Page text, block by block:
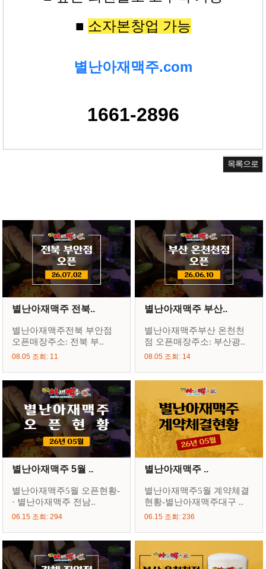
■ 소자본창업 가능
별난아재맥주.com
1661-2896
목록으로
별난아재맥주 전북..
별난아재맥주전북 부안점
오픈매장주소: 전북 부..
08.05 조회: 11
별난아재맥주 부산..
별난아재맥주부산 온천천
점 오픈매장주소: 부산광..
08.05 조회: 14
별난아재맥주 5월 ..
별난아재맥주5월 오픈현황-
· 별난아재맥주 전남..
06.15 조회: 294
별난아재맥주 ..
별난아재맥주5월 계약체결
현황-별난아재맥주대구 ..
06.15 조회: 236